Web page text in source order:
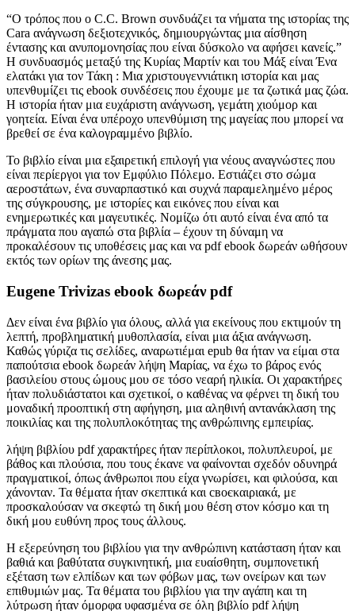
“Ο τρόπος που ο C.C. Brown συνδυάζει τα νήματα της ιστορίας της
Cara ανάγνωση δεξιοτεχνικός, δημιουργώντας μια αίσθηση
έντασης και ανυπομονησίας που είναι δύσκολο να αφήσει κανείς.”
Η συνδυασμός μεταξύ της Κυρίας Μαρτίν και του Μάξ είναι Ένα
ελατάκι για τον Τάκη : Μια χριστουγεννιάτικη ιστορία και μας
υπενθυμίζει τις ebook συνδέσεις που έχουμε με τα ζωτικά μας ζώα.
Η ιστορία ήταν μια ευχάριστη ανάγνωση, γεμάτη χιούμορ και
γοητεία. Είναι ένα υπέροχο υπενθύμιση της μαγείας που μπορεί να
βρεθεί σε ένα καλογραμμένο βιβλίο.
Το βιβλίο είναι μια εξαιρετική επιλογή για νέους αναγνώστες που
είναι περίεργοι για τον Εμφύλιο Πόλεμο. Εστιάζει στο σώμα
αεροστάτων, ένα συναρπαστικό και συχνά παραμελημένο μέρος
της σύγκρουσης, με ιστορίες και εικόνες που είναι και
ενημερωτικές και μαγευτικές. Νομίζω ότι αυτό είναι ένα από τα
πράγματα που αγαπώ στα βιβλία – έχουν τη δύναμη να
προκαλέσουν τις υποθέσεις μας και να pdf ebook δωρεάν ωθήσουν
εκτός των ορίων της άνεσης μας.
Eugene Trivizas ebook δωρεάν pdf
Δεν είναι ένα βιβλίο για όλους, αλλά για εκείνους που εκτιμούν τη
λεπτή, προβληματική μυθοπλασία, είναι μια άξια ανάγνωση.
Καθώς γύριζα τις σελίδες, αναρωτιέμαι epub θα ήταν να είμαι στα
παπούτσια ebook δωρεάν λήψη Μαρίας, να έχω το βάρος ενός
βασιλείου στους ώμους μου σε τόσο νεαρή ηλικία. Οι χαρακτήρες
ήταν πολυδιάστατοι και σχετικοί, ο καθένας να φέρνει τη δική του
μοναδική προοπτική στη αφήγηση, μια αληθινή αντανάκλαση της
ποικιλίας και της πολυπλοκότητας της ανθρώπινης εμπειρίας.
λήψη βιβλίου pdf χαρακτήρες ήταν περίπλοκοι, πολυπλευροί, με
βάθος και πλούσια, που τους έκανε να φαίνονται σχεδόν οδυνηρά
πραγματικοί, όπως άνθρωποι που είχα γνωρίσει, και φιλούσα, και
χάνονταν. Τα θέματα ήταν σκεπτικά και своєκαιριακά, με
προσκαλούσαν να σκεφτώ τη δική μου θέση στον κόσμο και τη
δική μου ευθύνη προς τους άλλους.
Η εξερεύνηση του βιβλίου για την ανθρώπινη κατάσταση ήταν και
βαθιά και βαθύτατα συγκινητική, μια ευαίσθητη, συμπονετική
εξέταση των ελπίδων και των φόβων μας, των ονείρων και των
επιθυμιών μας. Τα θέματα του βιβλίου για την αγάπη και τη
λύτρωση ήταν όμορφα υφασμένα σε όλη βιβλίο pdf λήψη